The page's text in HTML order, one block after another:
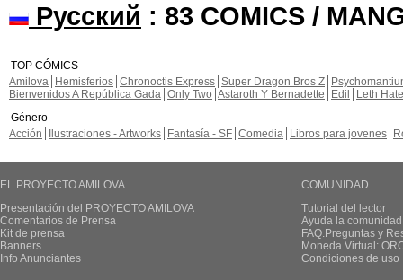
Русский : 83 COMICS /
TOP CÓMICS
Amilova
Hemisferios Chronoctis Express Super Dragon Bros Z
Bienvenidos A República Gada Only Two Astaroth Y Bernadette Edil
Leth Hate
Género
Acción
Ilustraciones - Artworks Fantasía - SF Comedia Libros para jovenes
EL PROYECTO AMILOVA
Presentación del PROYECTO AMILOVA
Comentarios de Prensa
Kit de prensa
Banners
Info Anunciantes
COMUNIDAD
Tutorial del lector
Ayuda la
FAQ.Preguntas y
Moneda Virtual:
Condiciones de uso